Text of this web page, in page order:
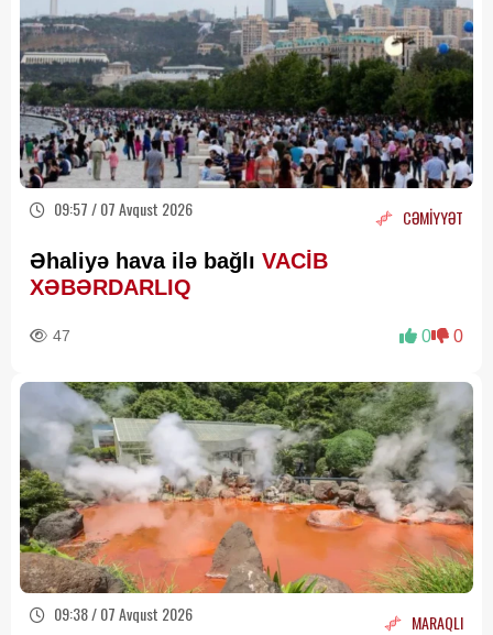
09:57 / 07 Avqust 2026 CƏMİYYƏT
Əhaliyə hava ilə bağlı VACİB
XƏBƏRDARLIQ
47 0 0
09:38 / 07 Avqust 2026 MARAQLI